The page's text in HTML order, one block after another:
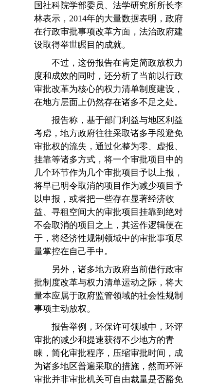
国社科院学部委员、法学研究所所长李
林表示，2014年的大量数据表明，政府
在行政审批事项改革方面，法治政府建
设取得举世瞩目的成就。
不过，这份报告在肯定简政放权力
度和成效的同时，还分析了当前以行政
审批改革为核心的权力清单制度建设，
在地方层面上仍然存在诸多不足之处。
报告称，基于部门利益与地区利益
考虑，地方政府往往采取诸多手段避免
审批权的流失，通过化整为零、虚报、
挂靠等诸多方式，将一个审批项目中的
几个环节作为几个审批项目予以上报，
将早已明令取消的项目作为减少项目予
以申报，或者把一些存在显著经济收
益、寻租空间大的审批项目挂靠到绝对
不会取消的项目之上，其运作逻辑便在
于，将经济性规制领域中的审批事项尽
量掌控在自己手中。
另外，诸多地方政府当前借行政审
批制度改革与权力清单运动之际，将大
量本应属于政府监管领域的社会性规制
事项主动放权。
报告举例，环保许可领域中，环评
审批的减少和提速获得不少地方的青
睐，简化审批程序，压缩审批时间，成
为诸多地区普遍采取的措施，然而环评
审批并非审批机关可自由裁量是否豁免